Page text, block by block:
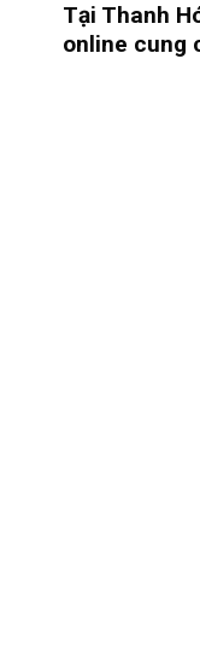
Tại Thanh
online cung